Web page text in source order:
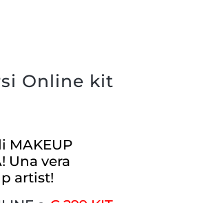
Online kit
MAKEUP
Una vera
artist!